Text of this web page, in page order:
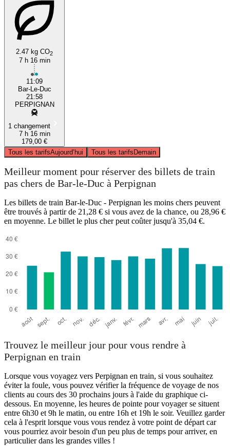
2.47 kg CO2
7 h 16 min
11:09
Bar-Le-Duc
21:58
PERPIGNAN
1 changement
7 h 16 min
179,00 €
Tous les tarifsAujourd’hui Tous les tarifsDemain
Meilleur moment pour réserver des billets de train
pas chers de Bar-le-Duc à Perpignan
Les billets de train Bar-le-Duc - Perpignan les moins chers peuvent
être trouvés à partir de 21,28 € si vous avez de la chance, ou 28,96 €
en moyenne. Le billet le plus cher peut coûter jusqu'à 35,04 €.
Trouvez le meilleur jour pour vous rendre à
Perpignan en train
Lorsque vous voyagez vers Perpignan en train, si vous souhaitez
éviter la foule, vous pouvez vérifier la fréquence de voyage de nos
clients au cours des 30 prochains jours à l'aide du graphique ci-
dessous. En moyenne, les heures de pointe pour voyager se situent
entre 6h30 et 9h le matin, ou entre 16h et 19h le soir. Veuillez garder
cela à l'esprit lorsque vous vous rendez à votre point de départ car
vous pourriez avoir besoin d'un peu plus de temps pour arriver, en
particulier dans les grandes villes !